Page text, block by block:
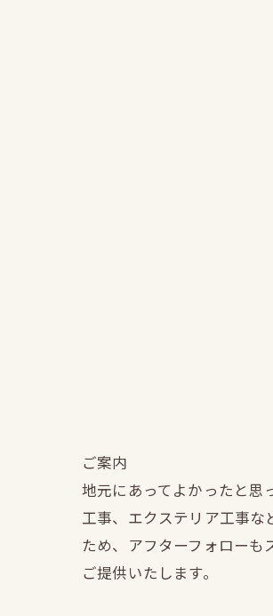
ご案内
地元にあってよかったと思
工事、エクステリア工事な
ため、アフターフォローも
ご提供いたします。